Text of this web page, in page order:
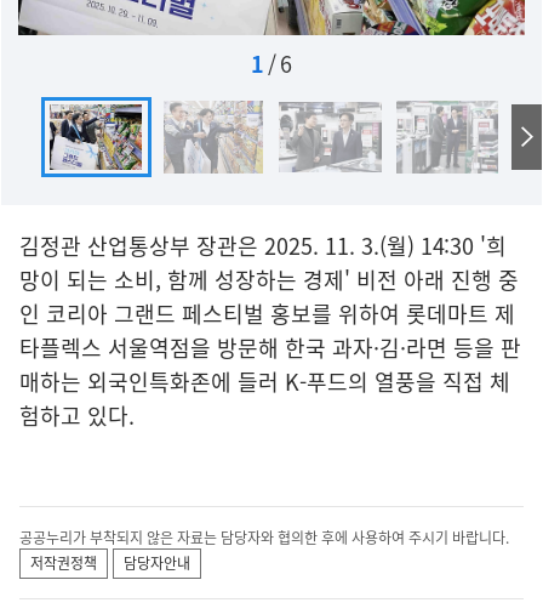
1/6
김정관 산업통상부 장관은 2025. 11. 3.(월) 14:30 '희
망이 되는 소비, 함께 성장하는 경제' 비전 아래 진행 중
인 코리아 그랜드 페스티벌 홍보를 위하여 롯데마트 제
타플렉스 서울역점을 방문해 한국 과자·김·라면 등을 판
매하는 외국인특화존에 들러 K-푸드의 열풍을 직접 체
험하고 있다.
공공누리가 부착되지 않은 자료는 담당자와 협의한 후에 사용하여 주시기 바랍니다.
저작권정책
담당자안내